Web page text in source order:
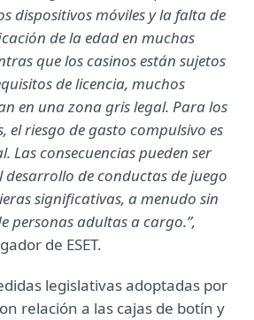
dispositivos móviles y la falta de
de la edad en muchas
que los casinos están sujetos
de licencia, muchos
en una zona gris legal. Para los
el riesgo de gasto compulsivo es
Las consecuencias pueden ser
desarrollo de conductas de juego
significativas, a menudo sin
personas adultas a cargo.”,
de ESET.
legislativas adoptadas por
relación a las cajas de botín y